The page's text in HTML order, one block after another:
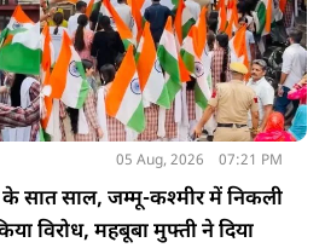
05 Aug, 2026 07:21 PM
सात साल, जम्मू-कश्मीर में निकली
विरोध, महबूबा मुफ्ती ने दिया